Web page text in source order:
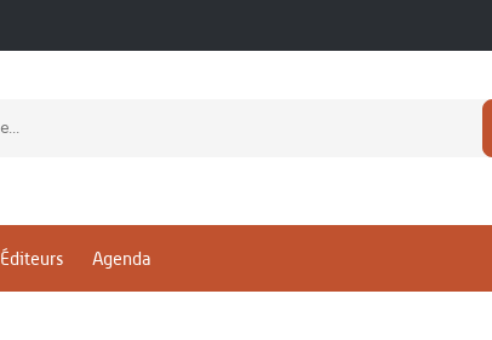
Éditeurs Agenda